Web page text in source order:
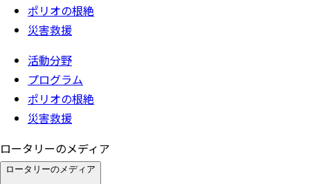
ポリオの根絶
災害救援
活動分野
プログラム
ポリオの根絶
災害救援
ロータリーのメディア
ロータリーのメディア